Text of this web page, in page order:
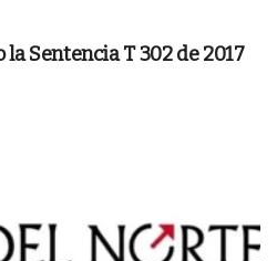
Sentencia T 302 de 2017